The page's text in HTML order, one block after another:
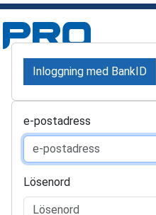
Inloggning med BankID
e-postadress
Lösenord